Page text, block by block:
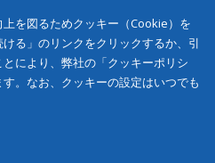
を図るためクッキー（Cookie）を
る」のリンクをクリックするか、引
により、弊社の「クッキーポリシ
。なお、クッキーの設定はいつでも